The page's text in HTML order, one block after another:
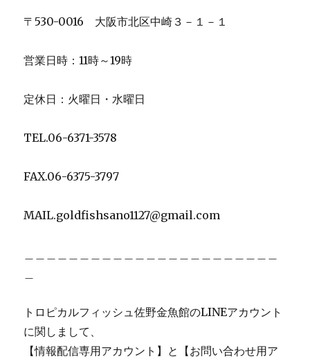
〒530-0016 大阪市北区中崎３－１－１
営業日時：11時～19時
定休日：火曜日・水曜日
TEL.06-6371-3578
FAX.06-6375-3797
MAIL.goldfishsano1127@gmail.com
トロピカルフィッシュ佐野金魚館のLINEアカウント
に関しまして、
【情報配信専用アカウント】と【お問い合わせ用ア